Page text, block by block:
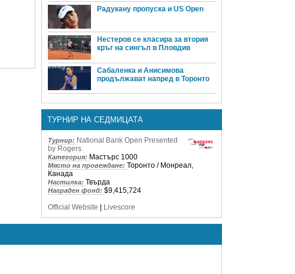
Радукану пропуска и US Open
Нестеров се класира за втория
кръг на сингъл в Пловдив
Сабаленка и Анисимова
продължават напред в Торонто
ТУРНИР НА СЕДМИЦАТА
Турнир: National Bank Open Presented
by Rogers
Категория: Мастърс 1000
Място на провеждане: Торонто / Монреал,
Канада
Настилка: Твърда
Награден фонд: $9,415,724
Official Website
Livescore